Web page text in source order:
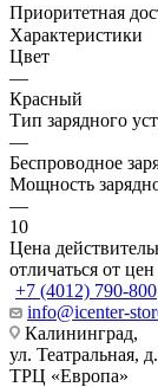
Приоритетная
Характеристики
Цвет
—
Красный
Тип зарядного
—
Беспроводное
Мощность
—
10
Цена
отличаться от
+7 (4012) 790-800
info@icenter-
Калининград,
ул. Театральная,
ТРЦ «Европа»